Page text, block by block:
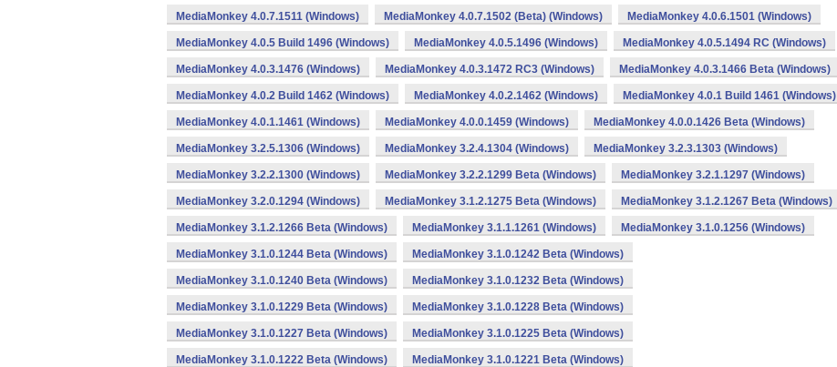
MediaMonkey 4.0.7.1511 (Windows) MediaMonkey 4.0.7.1502 (Beta) (Windows) MediaMonkey 4.0.6.1501 (Windows)
MediaMonkey 4.0.5 Build 1496 (Windows) MediaMonkey 4.0.5.1496 (Windows) MediaMonkey 4.0.5.1494 RC (Windows)
MediaMonkey 4.0.3.1476 (Windows) MediaMonkey 4.0.3.1472 RC3 (Windows) MediaMonkey 4.0.3.1466 Beta (Windows)
MediaMonkey 4.0.2 Build 1462 (Windows) MediaMonkey 4.0.2.1462 (Windows) MediaMonkey 4.0.1 Build 1461 (Windows)
MediaMonkey 4.0.1.1461 (Windows) MediaMonkey 4.0.0.1459 (Windows) MediaMonkey 4.0.0.1426 Beta (Windows)
MediaMonkey 3.2.5.1306 (Windows) MediaMonkey 3.2.4.1304 (Windows) MediaMonkey 3.2.3.1303 (Windows)
MediaMonkey 3.2.2.1300 (Windows) MediaMonkey 3.2.2.1299 Beta (Windows) MediaMonkey 3.2.1.1297 (Windows)
MediaMonkey 3.2.0.1294 (Windows) MediaMonkey 3.1.2.1275 Beta (Windows) MediaMonkey 3.1.2.1267 Beta (Windows)
MediaMonkey 3.1.2.1266 Beta (Windows) MediaMonkey 3.1.1.1261 (Windows) MediaMonkey 3.1.0.1256 (Windows)
MediaMonkey 3.1.0.1244 Beta (Windows) MediaMonkey 3.1.0.1242 Beta (Windows)
MediaMonkey 3.1.0.1240 Beta (Windows) MediaMonkey 3.1.0.1232 Beta (Windows)
MediaMonkey 3.1.0.1229 Beta (Windows) MediaMonkey 3.1.0.1228 Beta (Windows)
MediaMonkey 3.1.0.1227 Beta (Windows) MediaMonkey 3.1.0.1225 Beta (Windows)
MediaMonkey 3.1.0.1222 Beta (Windows) MediaMonkey 3.1.0.1221 Beta (Windows)